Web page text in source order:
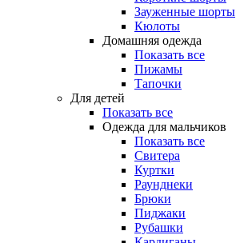
Зауженные шорты
Кюлоты
Домашняя одежда
Показать все
Пижамы
Тапочки
Для детей
Показать все
Одежда для мальчиков
Показать все
Свитера
Куртки
Раунднеки
Брюки
Пиджаки
Рубашки